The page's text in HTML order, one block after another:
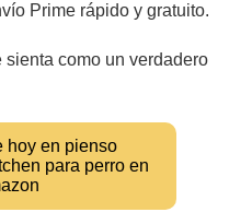
Prime rápido y gratuito.
sienta como un verdadero
hoy en pienso
para perro en